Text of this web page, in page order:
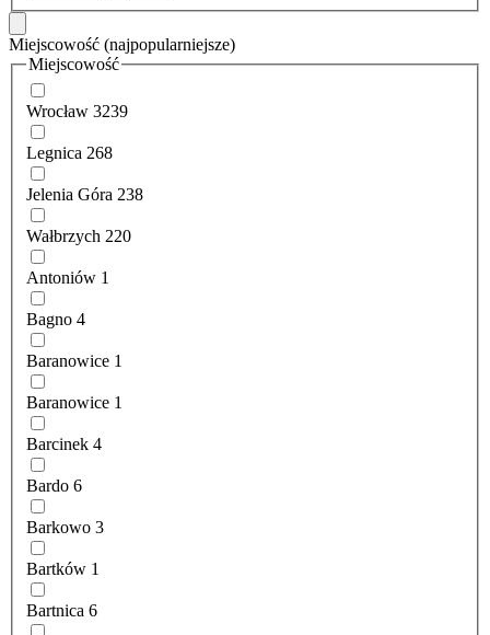
Miejscowość (najpopularniejsze)
Miejscowość
Wrocław 3239
Legnica 268
Jelenia Góra 238
Wałbrzych 220
Antoniów 1
Bagno 4
Baranowice 1
Baranowice 1
Barcinek 4
Bardo 6
Barkowo 3
Bartków 1
Bartnica 6